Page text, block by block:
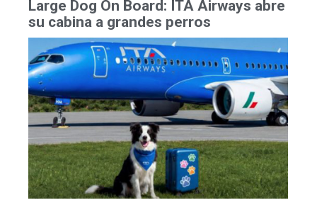
Large Dog On Board: ITA Airways abre
su cabina a grandes perros